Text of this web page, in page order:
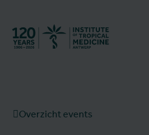
Overzicht events